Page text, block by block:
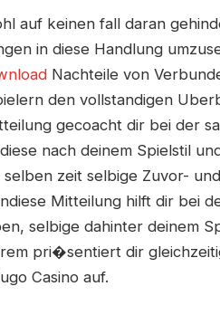
auf keinen fall daran
in diese Handlung
Nachteile von
den vollstandigen
gecoacht dir bei der
nach deinem Spielstil
zeit selbige Zuvor-
Mitteilung hilft dir bei
selbige dahinter deinem
pri�sentiert dir
Casino auf.